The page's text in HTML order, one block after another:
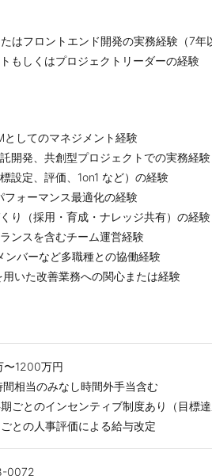
はフロントエンド開発の実務経験（7年
もしくはプロジェクトリーダーの経験
としてのマネジメント経験
開発、共創型プロジェクトでの実務経験
設定、評価、1on1 など）の経験
フォーマンス最適化の経験
り（採用・育成・ナレッジ共有）の経験
ンスを含むチーム運営経験
ンバーなど多職種との協働経験
いた改善業務への関心または経験
〜1200万円
相当のみなし時間外手当含む
ごとのインセンティブ制度あり（目標
との人事評価による給与改定
0072